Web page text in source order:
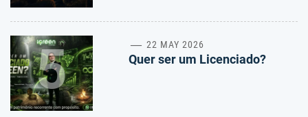
5 22 MAY 2026
Quer ser um Licenciado?